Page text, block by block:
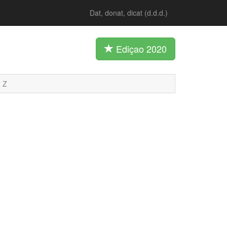
Dat, donat, dicat (d.d.d.)
Ediçao 2020
Z